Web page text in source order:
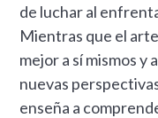
de luchar al
Mientras que el
mejor a sí mismos y
nuevas
enseña a